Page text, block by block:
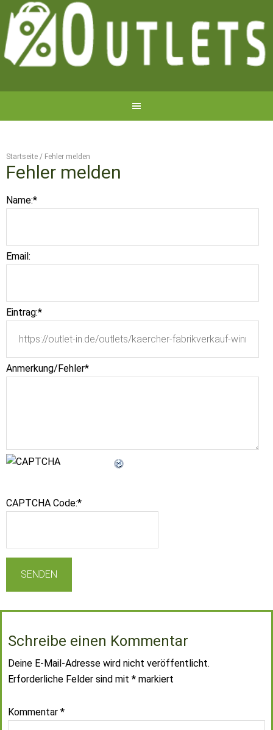
Startseite / Fehler melden
Fehler melden
Name:*
Email:
Eintrag:*
Anmerkung/Fehler*
CAPTCHA Code:*
Schreibe einen Kommentar
Deine E-Mail-Adresse wird nicht veröffentlicht.
Erforderliche Felder sind mit * markiert
Kommentar *